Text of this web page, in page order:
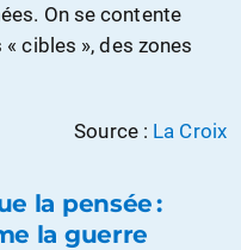
On se contente
cibles », des zones
Source : La Croix
la pensée :
la guerre